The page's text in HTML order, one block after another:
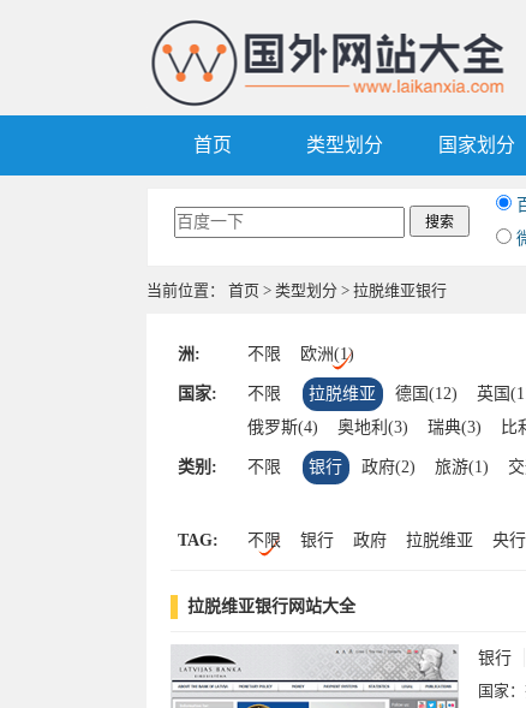
首页 类型划分 国家划分
当前位置： 首页 > 类型划分 > 拉脱维亚银行
洲: 不限 欧洲(1)
国家: 不限 拉脱维亚 德国(12) 英国
俄罗斯(4)
奥地利(3) 瑞典(3) 比
乌克兰(2)
波兰(2) 荷兰(2) 匈牙
梵蒂冈(1)
类别: 不限 银行 政府(2) 旅游(1)
TAG: 不限 银行 政府 拉脱维亚 央行
拉脱维亚银行网站大全
银行
国家：